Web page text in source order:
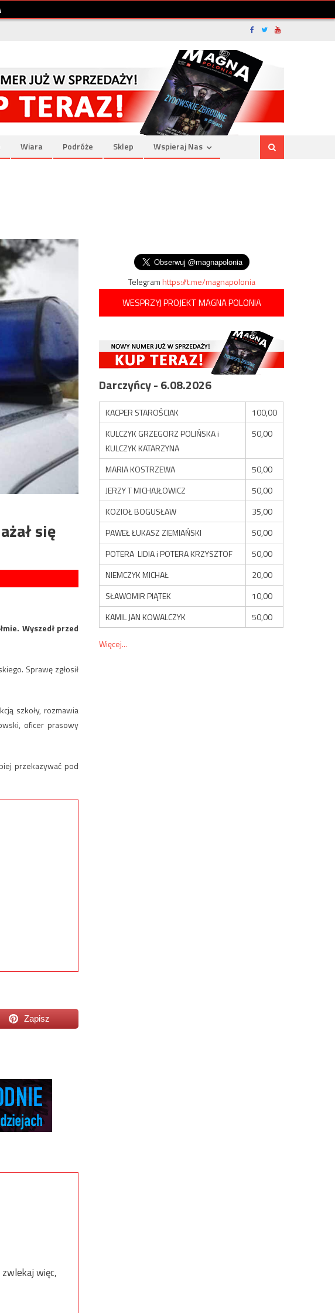
Wiara Podróże Sklep Wspieraj Nas
się
Wyszedł przed
Sprawę zgłosił
szkoły, rozmawia
oficer prasowy
przekazywać pod
Zapisz
więc,
Telegramhttps://t.me/magnapolonia
WESPRZYJ PROJEKT MAGNA POLONIA
Darczyńcy - 6.08.2026
KACPER STAROŚCIAK
100,00
KULCZYK GRZEGORZ POLIŃSKA i
KULCZYK KATARZYNA
50,00
MARIA KOSTRZEWA
50,00
JERZY T MICHAJŁOWICZ
50,00
KOZIOŁ BOGUSŁAW
35,00
PAWEŁ ŁUKASZ ZIEMIAŃSKI
50,00
POTERA LIDIA i POTERA KRZYSZTOF
50,00
NIEMCZYK MICHAŁ
20,00
SŁAWOMIR PIĄTEK
10,00
KAMIL JAN KOWALCZYK
50,00
Więcej...